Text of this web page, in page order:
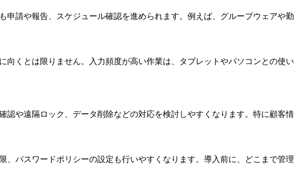
申請や報告、スケジュール確認を進められます。例えば、グループウェアや
くとは限りません。入力頻度が高い作業は、タブレットやパソコンとの使
認や遠隔ロック、データ削除などの対応を検討しやすくなります。特に顧客
パスワードポリシーの設定も行いやすくなります。導入前に、どこまで管